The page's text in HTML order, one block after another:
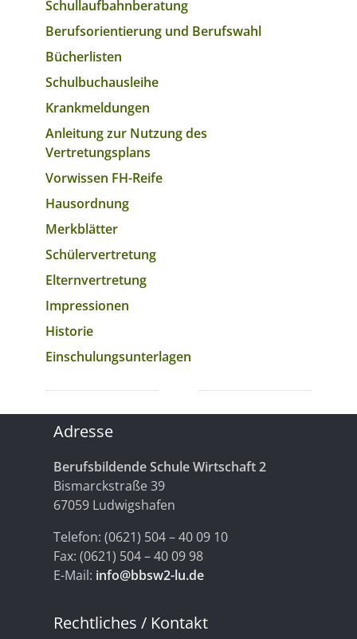
Schullaufbahnberatung
Berufsorientierung und Berufswahl
Bücherlisten
Schulbuchausleihe
Krankmeldungen
Anleitung zur Nutzung des
Vertretungsplans
Vorwissen FH-Reife
Hausordnung
Merkblätter
Schülervertretung
Elternvertretung
Impressionen
Historie
Einschulungsunterlagen
Adresse
Berufsbildende Schule Wirtschaft 2
Bismarckstraße 39
67059 Ludwigshafen
Telefon: (0621) 504 – 40 09 10
Fax: (0621) 504 – 40 09 98
E-Mail: info@bbsw2-lu.de
Rechtliches / Kontakt